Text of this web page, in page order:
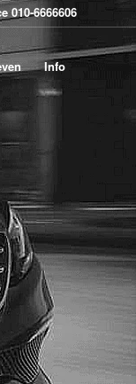
010-6666606
Info